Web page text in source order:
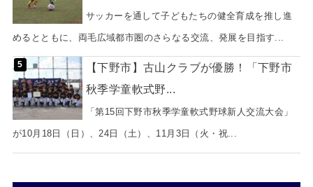
サッカーを通して子どもたちの健全育成を推し進
めるとともに、両毛広域都市圏のさらなる交流、発展を目指す...
【下野市】古山クラブが優勝！「下野市
秋季学童軟式野...
「第15回下野市秋季学童軟式野球新人交流大会」
が10月18日（日）、24日（土）、11月3日（火・祝...